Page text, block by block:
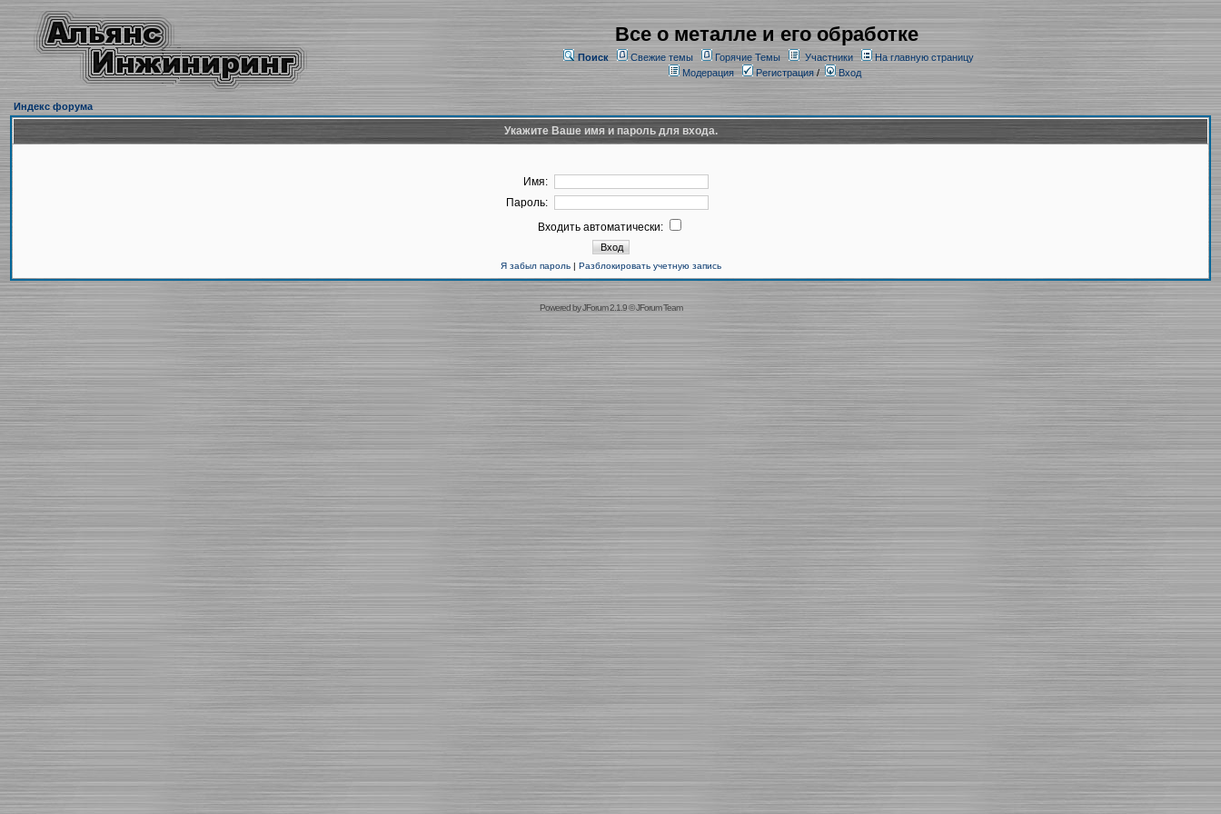
Все о металле и его обработке
Поиск Свежие темы Горячие Темы Участники
На главную страницу
Модерация
Регистрация/ Вход
Индекс форума
Укажите Ваше имя и пароль для входа.
Имя:
Пароль:
Входить автоматически:
Я забыл пароль| Разблокировать учетную запись
Powered byJForum 2.1.9©JForum Team